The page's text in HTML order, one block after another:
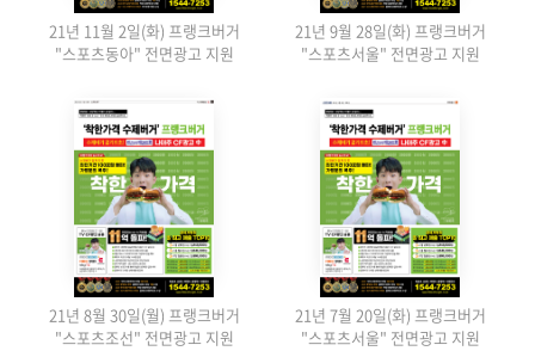
21년 11월 2일(화) 프랭크버거
"스포츠동아" 전면광고 지원
21년 9월 28일(화) 프랭크버거
"스포츠서울" 전면광고 지원
21년 8월 30일(월) 프랭크버거
"스포츠조선" 전면광고 지원
21년 7월 20일(화) 프랭크버거
"스포츠서울" 전면광고 지원